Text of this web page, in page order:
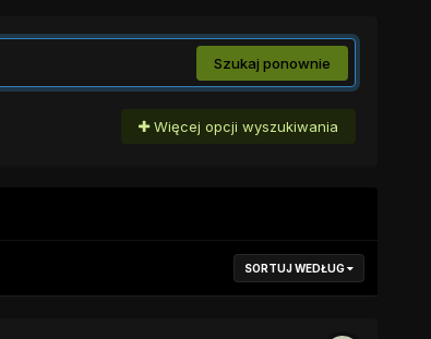
Szukaj ponownie
Więcej opcji wyszukiwania
SORTUJ WEDŁUG